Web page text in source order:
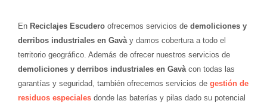
En Reciclajes Escudero ofrecemos servicios de demoliciones y
derribos industriales en Gavày damos cobertura a todo el
territorio geográfico. Además de ofrecer nuestros servicios de
demoliciones y derribos industriales en Gavàcon todas las
garantías y seguridad, también ofrecemos servicios de gestión de
residuos especiales donde las baterías y pilas dado su potencial